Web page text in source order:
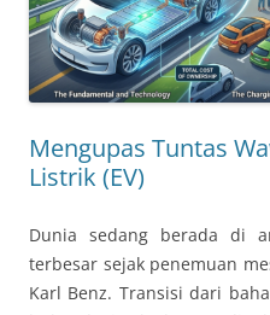
Mengupas Tuntas
Listrik (EV)
Dunia sedang berada di
terbesar sejak penemuan
Karl Benz. Transisi dari